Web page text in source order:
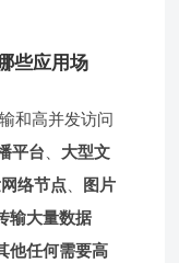
些应用场
和高并发访问
平台
大型文
络节点
图片
输大量数据
他任何需要高